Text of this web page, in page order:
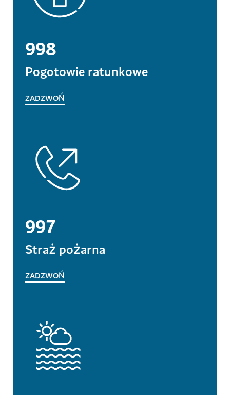
998
Pogotowie ratunkowe
ZADZWOŃ
997
Straż pożarna
ZADZWOŃ